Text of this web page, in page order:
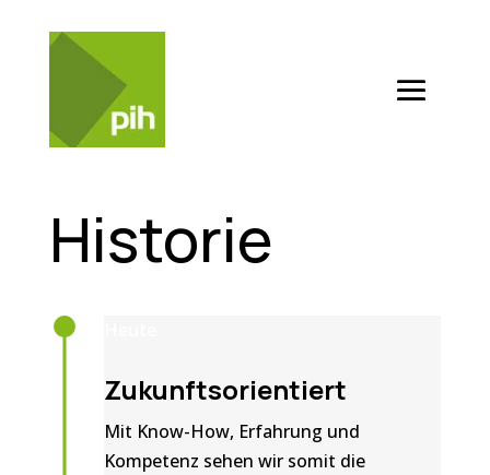
Historie
Zukunftsorientiert
Mit Know-How, Erfahrung und
Kompetenz sehen wir somit die